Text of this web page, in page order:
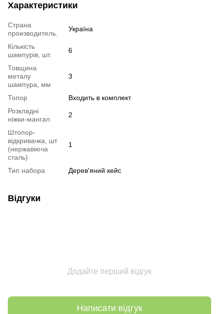
Характеристики
Страна
производитель.
Україна
Кількість
шампурів, шт.
6
Товщина
металу
шампура, мм
3
Топор
Входить в комплект
Розкладні
ніжки-мангал
2
Штопор-
відкривачка, шт
(нержавіюча
сталь)
1
Тип набора Дерев'яний кейс
Відгуки
Додайте перший відгук
Написати відгук